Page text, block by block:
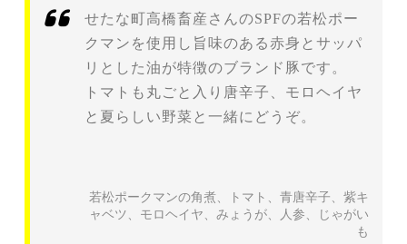
せたな町高橋畜産さんのSPFの若松ポー
クマンを使用し旨味のある赤身とサッパ
リとした油が特徴のブランド豚です。
トマトも丸ごと入り唐辛子、モロヘイヤ
と夏らしい野菜と一緒にどうぞ。
若松ポークマンの角煮、トマト、青唐辛子、紫キ
ャベツ、モロヘイヤ、みょうが、人参、じゃがい
も